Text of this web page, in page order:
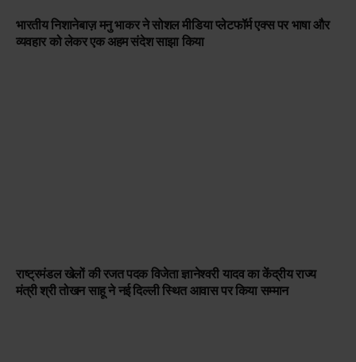
भारतीय निशानेबाज़ मनु भाकर ने सोशल मीडिया प्लेटफॉर्म एक्स पर भाषा और
व्यवहार को लेकर एक अहम संदेश साझा किया
राष्ट्रमंडल खेलों की रजत पदक विजेता ज्ञानेश्वरी यादव का केंद्रीय राज्य
मंत्री श्री तोखन साहू ने नई दिल्ली स्थित आवास पर किया सम्मान